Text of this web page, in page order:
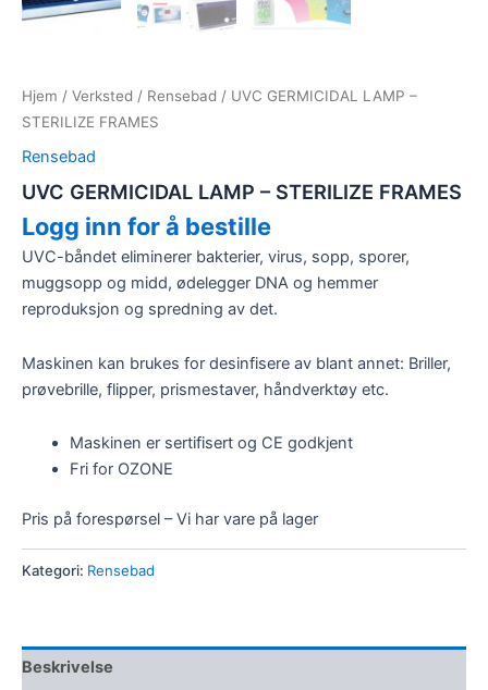
Hjem / Verksted / Rensebad / UVC GERMICIDAL LAMP –
STERILIZE FRAMES
Rensebad
UVC GERMICIDAL LAMP – STERILIZE FRAMES
Logg inn for å bestille
UVC-båndet eliminerer bakterier, virus, sopp, sporer,
muggsopp og midd, ødelegger DNA og hemmer
reproduksjon og spredning av det.
Maskinen kan brukes for desinfisere av blant annet: Briller,
prøvebrille, flipper, prismestaver, håndverktøy etc.
Maskinen er sertifisert og CE godkjent
Fri for OZONE
Pris på forespørsel – Vi har vare på lager
Kategori: Rensebad
Beskrivelse